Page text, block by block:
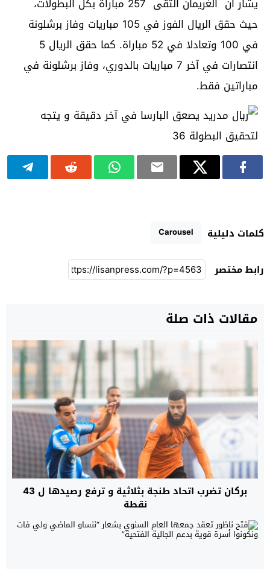
حيث حقق الريال الفوز في 105 مباريات وفاز برشلونة
في 100 وتعادلا في 52 مباراة. كما حقق الريال 5
انتصارات في آخر 7 مباريات بالدوري، وفاز برشلونة في
مباراتين فقط.
كلمات دليلية Carousel
رابط مختصر
مقالات ذات صلة
بركان تضرب اتحاد طنجة بثلاثية و ترفع رصيدها ل 43
نقطة